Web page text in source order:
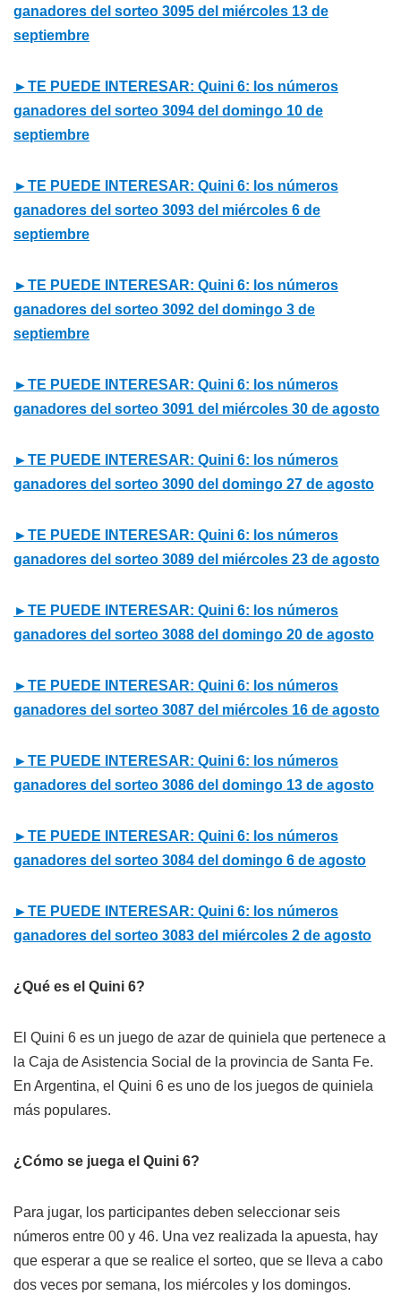
ganadores del sorteo 3095 del miércoles 13 de
septiembre
►TE PUEDE INTERESAR: Quini 6: los números
ganadores del sorteo 3094 del domingo 10 de
septiembre
►TE PUEDE INTERESAR: Quini 6: los números
ganadores del sorteo 3093 del miércoles 6 de
septiembre
►TE PUEDE INTERESAR: Quini 6: los números
ganadores del sorteo 3092 del domingo 3 de
septiembre
►TE PUEDE INTERESAR: Quini 6: los números
ganadores del sorteo 3091 del miércoles 30 de agosto
►TE PUEDE INTERESAR: Quini 6: los números
ganadores del sorteo 3090 del domingo 27 de agosto
►TE PUEDE INTERESAR: Quini 6: los números
ganadores del sorteo 3089 del miércoles 23 de agosto
►TE PUEDE INTERESAR: Quini 6: los números
ganadores del sorteo 3088 del domingo 20 de agosto
►TE PUEDE INTERESAR: Quini 6: los números
ganadores del sorteo 3087 del miércoles 16 de agosto
►TE PUEDE INTERESAR: Quini 6: los números
ganadores del sorteo 3086 del domingo 13 de agosto
►TE PUEDE INTERESAR: Quini 6: los números
ganadores del sorteo 3084 del domingo 6 de agosto
►TE PUEDE INTERESAR: Quini 6: los números
ganadores del sorteo 3083 del miércoles 2 de agosto
¿Qué es el Quini 6?
El Quini 6 es un juego de azar de quiniela que pertenece a
la Caja de Asistencia Social de la provincia de Santa Fe.
En Argentina, el Quini 6 es uno de los juegos de quiniela
más populares.
¿Cómo se juega el Quini 6?
Para jugar, los participantes deben seleccionar seis
números entre 00 y 46. Una vez realizada la apuesta, hay
que esperar a que se realice el sorteo, que se lleva a cabo
dos veces por semana, los miércoles y los domingos.